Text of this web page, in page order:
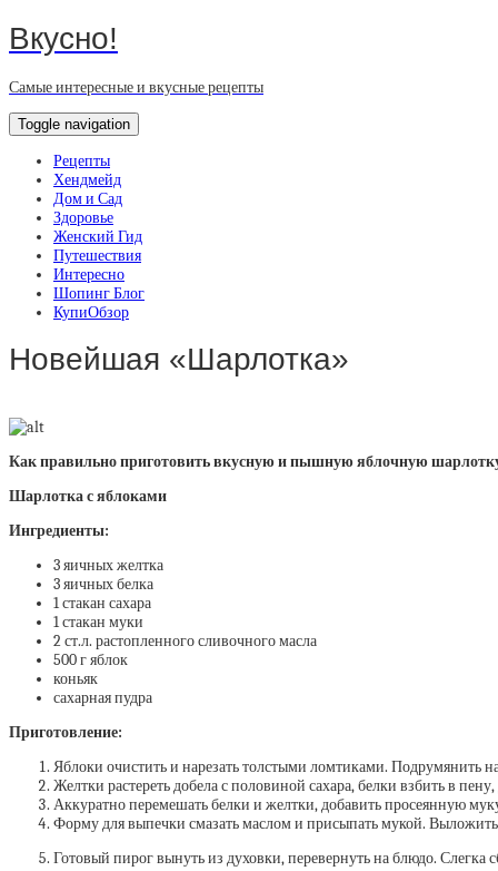
Вкусно!
Самые интересные и вкусные рецепты
Toggle navigation
Рецепты
Хендмейд
Дом и Сад
Здоровье
Женский Гид
Путешествия
Интересно
Шопинг Блог
КупиОбзор
Новейшая «Шарлотка»
Как правильно приготовить вкусную и пышную яблочную
Шарлотка с яблоками
Ингредиенты:
3 яичных желтка
3 яичных белка
1 стакан сахара
1 стакан муки
2 ст.л. растопленного сливочного масла
500 г яблок
коньяк
сахарная пудра
Приготовление:
Яблоки очистить и нарезать толстыми ломтиками. Подрумянить
Желтки растереть добела с половиной сахара, белки взбить в
Аккуратно перемешать белки и желтки, добавить просеянную
Форму для выпечки смазать маслом и присыпать мукой. Выложить
Готовый пирог вынуть из духовки, перевернуть на блюдо. Слегка